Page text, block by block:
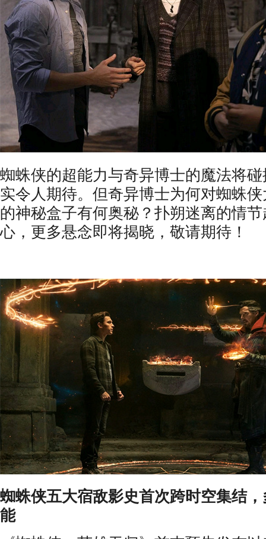
蜘蛛侠的超能力与奇异博士的魔法将
实令人期待。但奇异博士为何对蜘蛛
的神秘盒子有何奥秘？扑朔迷离的情
心，更多悬念即将揭晓，敬请期待！
蜘蛛侠五大宿敌影史首次跨时空集结，
能